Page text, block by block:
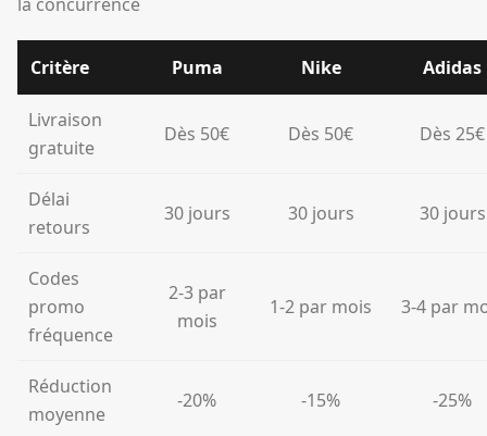
Critère Puma Nike Adidas
Livraison
gratuite
Dès 50€ Dès 50€ Dès 25€
Délai
retours
30 jours 30 jours 30 jours
Codes
promo
fréquence
2-3 par
mois
1-2 par mois 3-4 par
Réduction
moyenne
-20% -15% -25%